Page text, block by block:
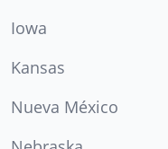
Iowa
Kansas
Nueva México